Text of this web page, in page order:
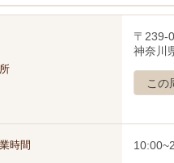
〒239-
神奈川
この
時間